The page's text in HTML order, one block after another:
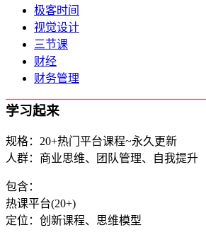
极客时间
视觉设计
三节课
财经
财务管理
学习起来
规格：20+热门平台课程~永久更新
人群：商业思维、团队管理、自我提升
包含：
热课平台(20+)
定位：创新课程、思维模型